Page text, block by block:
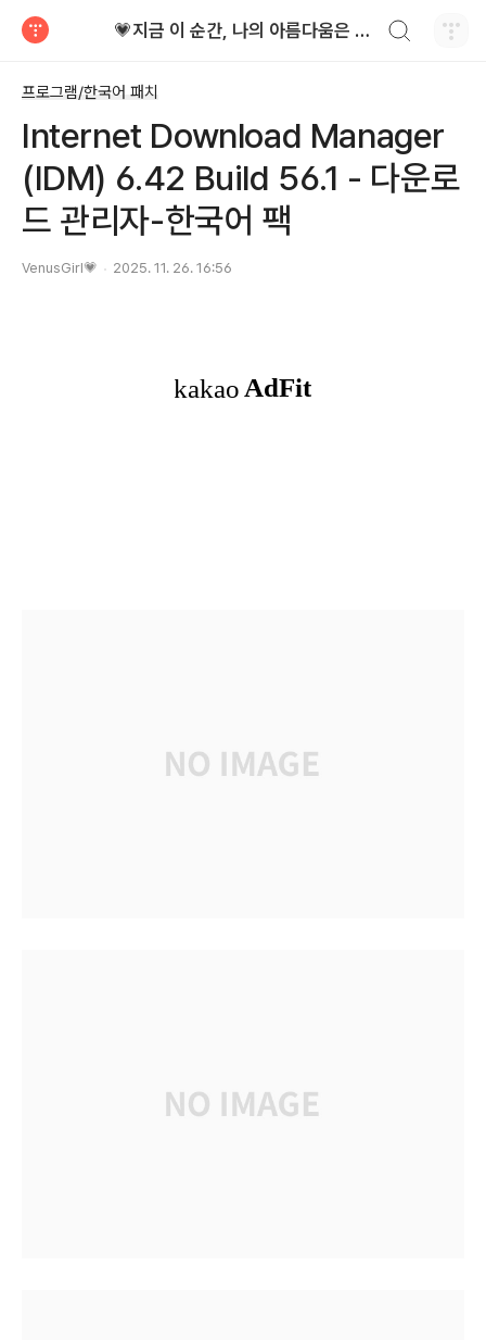
💗지금 이 순간, 나의 아름다움은 가장 빛난다!
프로그램/한국어 패치
Internet Download Manager
(IDM) 6.42 Build 56.1 - 다운로
드 관리자-한국어 팩
VenusGirl💗 2025. 11. 26. 16:56